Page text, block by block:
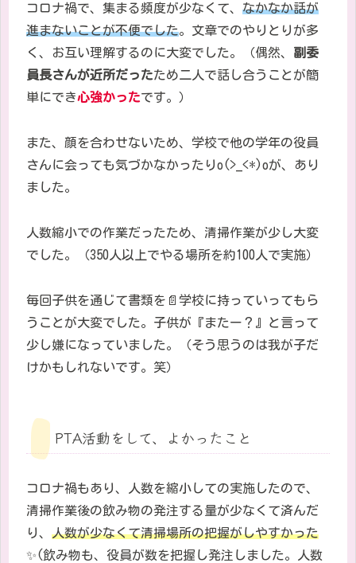
コロナ禍で、集まる頻度が少なくて、 なかなか話が
進まないことが不便でした。文章でのやりとりが多
く、お互い理解するのに大変でした。（偶然、 副委
員長さんが近所だったため二人で話し合うことが簡
単にでき心強かったです。）
また、顔を合わせないため、学校で他の学年の役員
さんに会っても気づかなかったりo(>_<*)oが、あり
ました。
人数縮小での作業だったため、清掃作業が少し大変
でした。（350人以上でやる場所を約100人で実施）
毎回子供を通じて書類を 📄 学校に持っていってもら
うことが大変でした。子供が『またー？』と言って
少し嫌になっていました。（そう思うのは我が子だ
けかもしれないです。笑）
PTA活動をして、よかったこと
コロナ禍もあり、人数を縮小しての実施したので、
清掃作業後の飲み物の発注する量が少なくて済んだ
り、 人数が少なくて清掃場所の把握がしやすかった
✨(飲み物も、役員が数を把握し発注しました。人数